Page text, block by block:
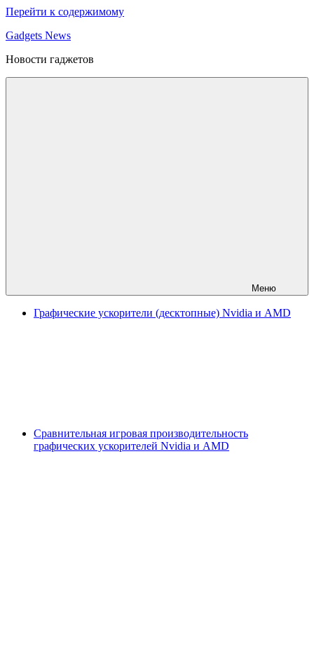
Перейти к содержимому
Gadgets News
Новости гаджетов
Меню
Графические ускорители (десктопные) Nvidia и AMD
Сравнительная игровая производительность
графических ускорителей Nvidia и AMD